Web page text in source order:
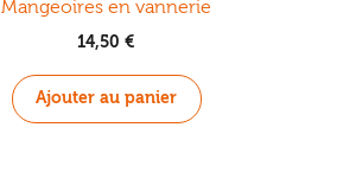
Mangeoires en vannerie
14,50€
Ajouter au panier